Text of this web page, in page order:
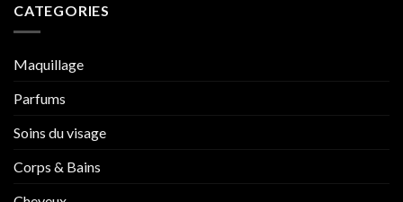
CATEGORIES
Maquillage
Parfums
Soins du visage
Corps & Bains